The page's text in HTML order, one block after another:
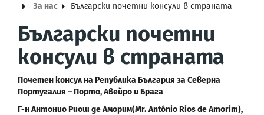
За нас
Български почетни консули в страната
Български почетни
консули в страната
Почетен консул на Република България за Северна
Португалия – Порто, Авейро и Брага
Г-н Антонио Риош де Аморим(Mr. António Rios de Amorim),